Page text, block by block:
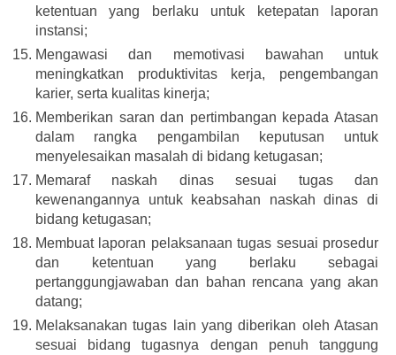
ketentuan yang berlaku untuk ketepatan laporan
instansi;
Mengawasi dan memotivasi bawahan untuk
meningkatkan produktivitas kerja, pengembangan
karier, serta kualitas kinerja;
Memberikan saran dan pertimbangan kepada Atasan
dalam rangka pengambilan keputusan untuk
menyelesaikan masalah di bidang ketugasan;
Memaraf naskah dinas sesuai tugas dan
kewenangannya untuk keabsahan naskah dinas di
bidang ketugasan;
Membuat laporan pelaksanaan tugas sesuai prosedur
dan ketentuan yang berlaku sebagai
pertanggungjawaban dan bahan rencana yang akan
datang;
Melaksanakan tugas lain yang diberikan oleh Atasan
sesuai bidang tugasnya dengan penuh tanggung